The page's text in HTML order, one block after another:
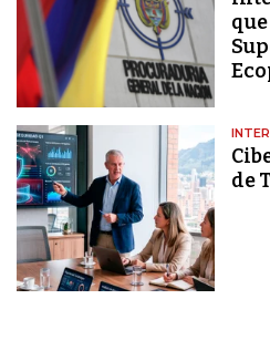
de